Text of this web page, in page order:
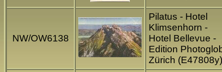
NW/OW6138
Pilatus - Hotel
Klimsenhorn -
Hotel Bellevue -
Edition
Zürich (E47808y)